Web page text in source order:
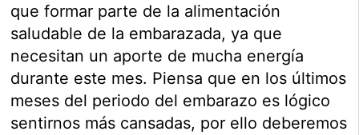
que formar parte de la alimentación
saludable de la embarazada, ya que
necesitan un aporte de mucha energía
durante este mes. Piensa que en los últimos
meses del periodo del embarazo es lógico
sentirnos más cansadas, por ello deberemos